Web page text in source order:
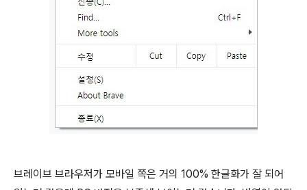
브레이브 브라우저가 모바일 쪽은 거의 100% 한글화가 잘 되어